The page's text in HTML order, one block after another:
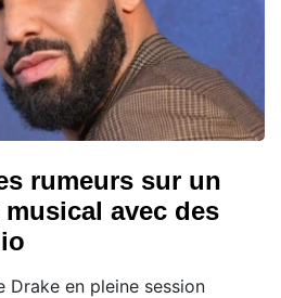
rumeurs sur un
avec des
Drake en pleine session